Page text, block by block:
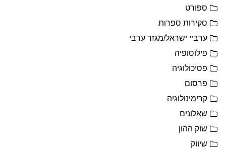
ספורט
סקירות ספרות
ערביי ישראל/מגזר ערבי
פילוסופיה
פסיכולוגיה
פרסום
קרימינולוגיה
שאלונים
שוק ההון
שיווק